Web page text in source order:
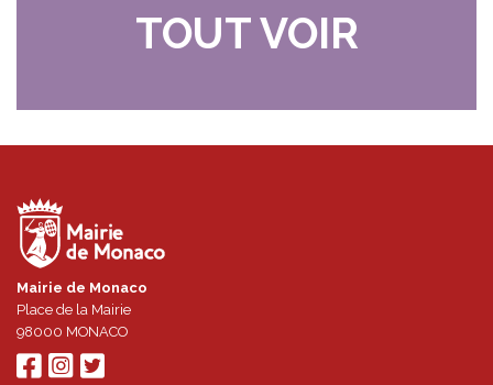
TOUT VOIR
Mairie de Monaco
Place de la Mairie
98000 MONACO